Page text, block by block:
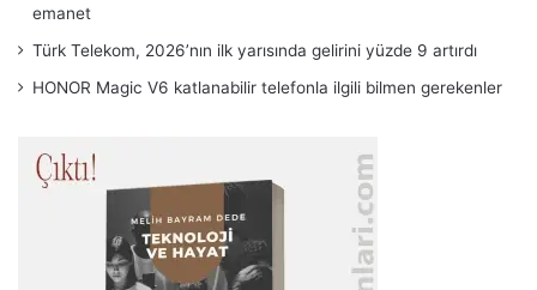
emanet
Türk Telekom, 2026’nın ilk yarısında gelirini yüzde 9 artırdı
HONOR Magic V6 katlanabilir telefonla ilgili bilmen gerekenler